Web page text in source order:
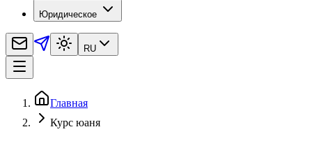
Юридическое
RU
Главная
Курс юаня